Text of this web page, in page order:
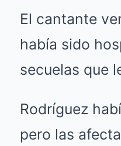
El cantante
había sido
secuelas que
Rodríguez
pero las